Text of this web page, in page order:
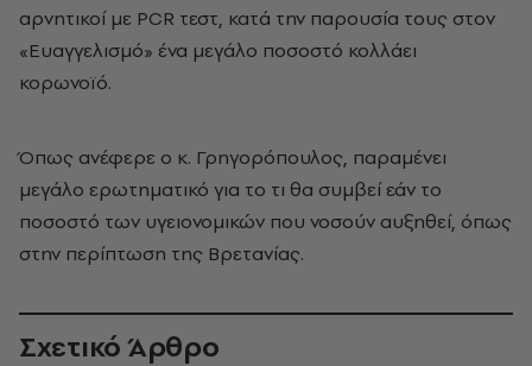
αρνητικοί με PCR τεστ, κατά την παρουσία τους στον
«Ευαγγελισμό» ένα μεγάλο ποσοστό κολλάει
κορωνοϊό.
Όπως ανέφερε ο κ. Γρηγορόπουλος, παραμένει
μεγάλο ερωτηματικό για το τι θα συμβεί εάν το
ποσοστό των υγειονομικών που νοσούν αυξηθεί, όπως
στην περίπτωση της Βρετανίας.
Σχετικό Άρθρο